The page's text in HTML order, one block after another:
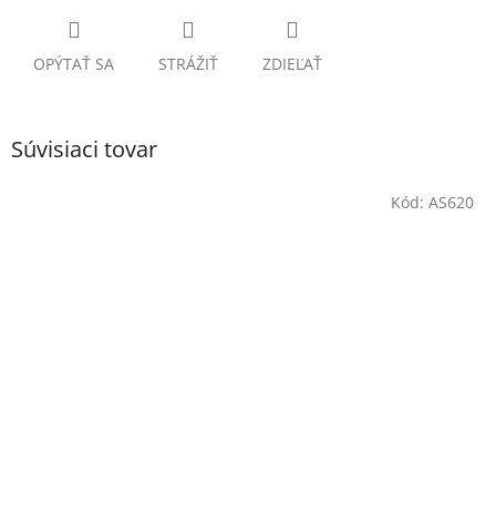
OPÝTAŤ SA STRÁŽIŤ ZDIEĽAŤ
Súvisiaci tovar
Kód: AS620